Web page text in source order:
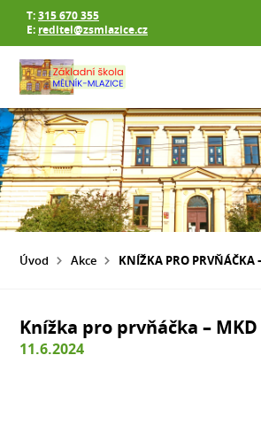
T:315 670 355
E: reditel@zsmlazice.cz
Úvod Akce KNÍŽKA PRO PRVŇÁČKA
Knížka pro prvňáčka –
11.6.2024